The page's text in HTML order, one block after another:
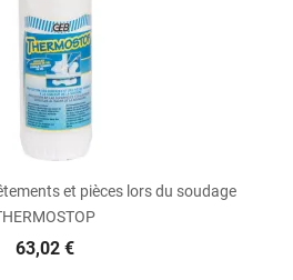
et pièces lors du soudage
63,02 €